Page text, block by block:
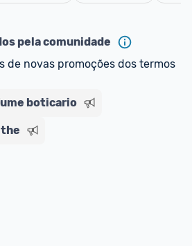
sempre pode contar ajuda da
dúvidas ou acionar os
do Fale com o Promobit.
pela comunidade
de novas promoções dos termos
boticario